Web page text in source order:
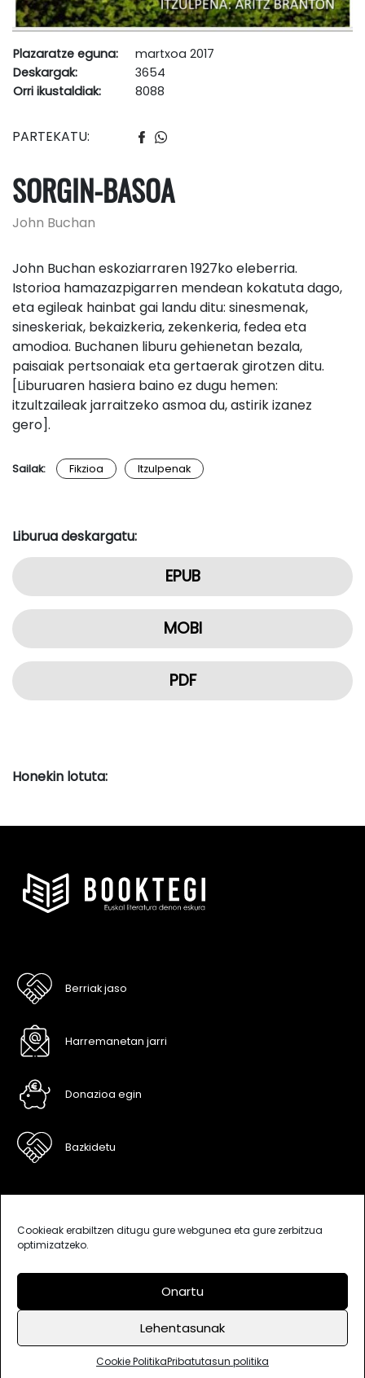
Cookieak erabiltzen ditugu gure webgunea eta gure zerbitzua
optimizatzeko.
Onartu
Lehentasunak
Cookie PolitikaPribatutasun politika
Plazaratze eguna:
martxoa 2017
Deskargak:
3654
Orri ikustaldiak:
8088
PARTEKATU:
SORGIN-BASOA
John Buchan
John Buchan eskoziarraren 1927ko eleberria.
Istorioa hamazazpigarren mendean kokatuta dago,
eta egileak hainbat gai landu ditu: sinesmenak,
sineskeriak, bekaizkeria, zekenkeria, fedea eta
amodioa. Buchanen liburu gehienetan bezala,
paisaiak pertsonaiak eta gertaerak girotzen ditu.
[Liburuaren hasiera baino ez dugu hemen:
itzultzaileak jarraitzeko asmoa du, astirik izanez
gero].
Sailak: Fikzioa Itzulpenak
Liburua deskargatu:
EPUB
MOBI
PDF
Honekin lotuta:
Berriak jaso
Harremanetan jarri
Donazioa egin
Bazkidetu
Cookie Politika
Lege oharra Pribatutasun politika